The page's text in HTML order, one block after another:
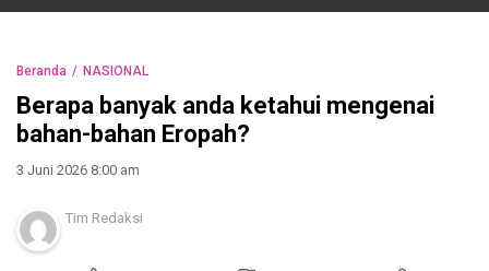
Beranda NASIONAL
Berapa banyak anda ketahui mengenai
bahan-bahan Eropah?
3 Juni 2026 8:00 am
Tim Redaksi